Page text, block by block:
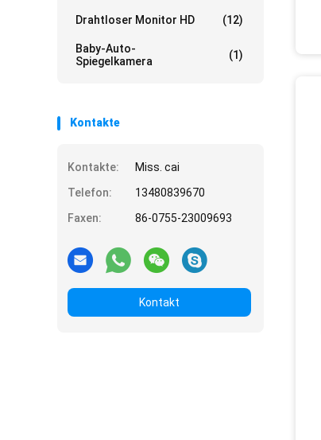
Drahtloser Monitor HD (12)
Baby-Auto-
Spiegelkamera
(1)
Kontakte
Kontakte:
Miss. cai
Telefon:
13480839670
Faxen:
86-0755-23009693
Kontakt